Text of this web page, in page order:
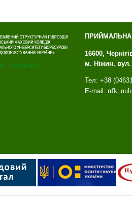
ПРИЙМАЛЬНА
16600,
м. Ніжин,
Тел: +38
E-mail: nfk_